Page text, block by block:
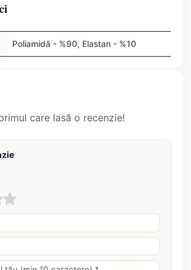
Poliamidă - %90, Elastan - %10
care lasă o recenzie!